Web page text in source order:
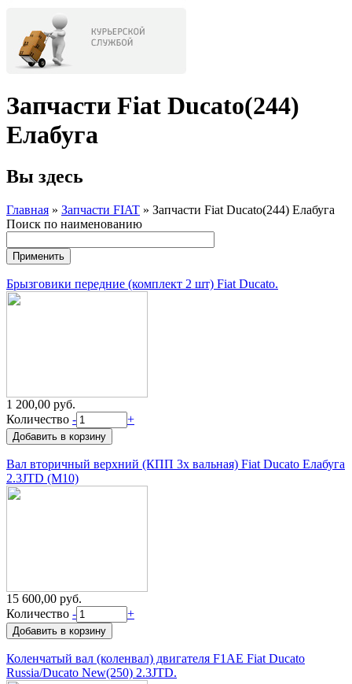
Запчасти Fiat Ducato(244)
Елабуга
Вы здесь
Главная » Запчасти FIAT » Запчасти Fiat Ducato(244) Елабуга
Поиск по наименованию
Брызговики передние (комплект 2 шт) Fiat Ducato.
1 200,00 руб.
Количество - +
Вал вторичный верхний (КПП 3х вальная) Fiat Ducato Елабуга
2.3JTD (M10)
15 600,00 руб.
Количество - +
Коленчатый вал (коленвал) двигателя F1AE Fiat Ducato
Russia/Ducato New(250) 2.3JTD.